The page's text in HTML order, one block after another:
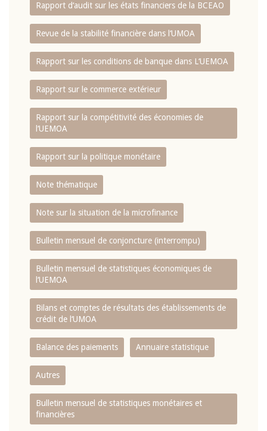
Rapport d‘audit sur les états financiers de la BCEAO
Revue de la stabilité financière dans l‘UMOA
Rapport sur les conditions de banque dans L‘UEMOA
Rapport sur le commerce extérieur
Rapport sur la compétitivité des économies de
l‘UEMOA
Rapport sur la politique monétaire
Note thématique
Note sur la situation de la microfinance
Bulletin mensuel de conjoncture (interrompu)
Bulletin mensuel de statistiques économiques de
l‘UEMOA
Bilans et comptes de résultats des établissements de
crédit de l‘UMOA
Balance des paiements Annuaire statistique
Autres
Bulletin mensuel de statistiques monétaires et
financières